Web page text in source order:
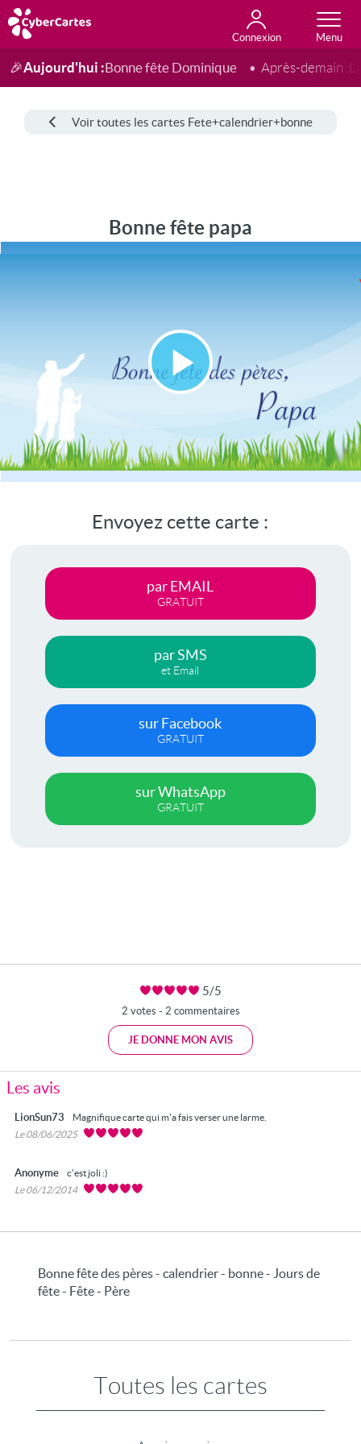
Connexion
Anniversaire
Fête du jour
Amour
Amitié
Merci
Toutes les cartes
🎉Aujourd'hui :Bonne fête Dominique Après-demain :
Voir toutes les cartes Fete+calendrier+bonne
Bonne fête papa
Lire
la
vidéo
Envoyez cette carte :
par EMAIL
GRATUIT
par SMS
et Email
sur Facebook
GRATUIT
sur WhatsApp
GRATUIT
5/5
2 votes - 2 commentaires
JE DONNE MON AVIS
Les avis
LionSun73
Magnifique carte qui m'a fais verser une larme.
Le 08/06/2025
Anonyme
c'est joli :)
Le 06/12/2014
Bonne fête des pères - calendrier - bonne - Jours de
fête - Fête - Père
Toutes les cartes